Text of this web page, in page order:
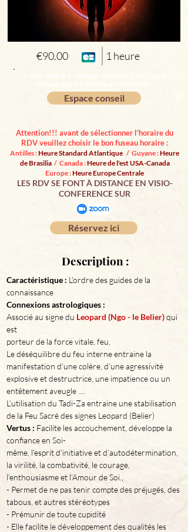
€90.00 1 heure
Espace conseil
Attention!!! avant de sélectionner l'horaire du
RDV veuillez choisir le bon fuseau horaire :
Antilles :Heure Standard Atlantique / Guyane :Heure
de Brasilia / Canada :Heure de l'est USA-Canada
Europe :Heure Europe Centrale
LES RDV SE FONT À DISTANCE EN VISIO-
CONFERENCE SUR
Réservez ici
Description :
Caractéristique : L’ordre des guides de la
Connexions astrologiques :
Associé au signe du Leopard (Ngo - le Belier) qui
est
porteur de la force vitale, feu,
Le déséquilibre du feu interne entraine la
manifestation d’une colère, d’une agressivité
explosive et destructrice, une impatience ou un
entêtement aveugle ....
L’utilisation du Tadi-Za entraine une stabilisation
Vertus : Facilite les accouchement, développe la
confiance en Soi-
même, l’esprit d’initiative et d’autodétermination,
la virilité, la combativité, le courage,
l’enthousiasme et l’Amour de Soi.,
- Permet de ne pas tenir compte des préjugés, des
tabous, et autres stéréotypes
- Prémunir de toute cupidité
- Elle facilite le développement des qualités les